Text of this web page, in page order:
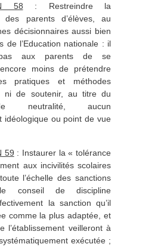
58 : Restreindre la
des parents d’élèves, au
décisionnaires aussi bien
de l’Education nationale : il
pas aux parents de se
moins de prétendre
pratiques et méthodes
ni de soutenir, au titre du
neutralité, aucun
idéologique ou point de vue
59 : Instaurer la « tolérance
aux incivilités scolaires
l’échelle des sanctions
conseil de discipline
la sanction qu’il
comme la plus adaptée, et
l’établissement veilleront à
exécutée ;